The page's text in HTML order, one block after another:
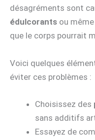
désagréments sont
édulcorants ou
que le corps pourrait
Voici quelques
éviter ces problèmes :
Choisissez des
sans additifs
Essayez de